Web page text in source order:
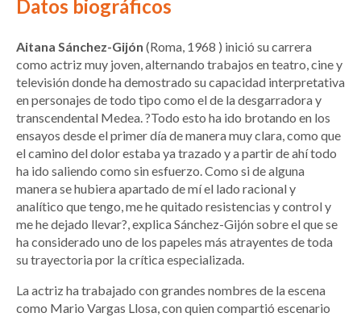
Datos biográficos
Aitana Sánchez-Gijón (Roma, 1968 ) inició su carrera
como actriz muy joven, alternando trabajos en teatro, cine y
televisión donde ha demostrado su capacidad interpretativa
en personajes de todo tipo como el de la desgarradora y
transcendental Medea. ?Todo esto ha ido brotando en los
ensayos desde el primer día de manera muy clara, como que
el camino del dolor estaba ya trazado y a partir de ahí todo
ha ido saliendo como sin esfuerzo. Como si de alguna
manera se hubiera apartado de mí el lado racional y
analítico que tengo, me he quitado resistencias y control y
me he dejado llevar?, explica Sánchez-Gijón sobre el que se
ha considerado uno de los papeles más atrayentes de toda
su trayectoria por la crítica especializada.
La actriz ha trabajado con grandes nombres de la escena
como Mario Vargas Llosa, con quien compartió escenario